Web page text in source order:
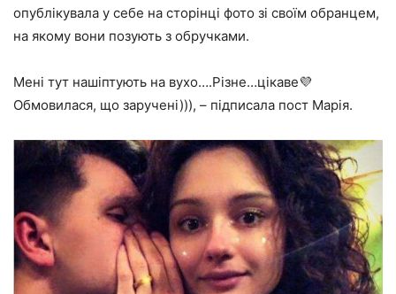
опублікувала у себе на сторінці фото зі своїм обранцем,
на якому вони позують з обручками.
Мені тут нашіптують на вухо….Різне…цікаве💜
Обмовилася, що заручені))), – підписала пост Марія.